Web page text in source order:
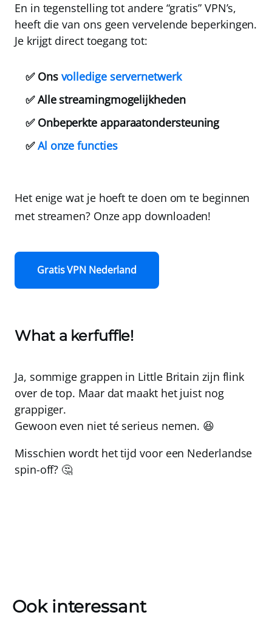
En in tegenstelling tot andere “gratis” VPN’s,
heeft die van ons geen vervelende beperkingen.
Je krijgt direct toegang tot:
✅ Ons volledige servernetwerk
✅ Alle streamingmogelijkheden
✅ Onbeperkte apparaatondersteuning
✅Al onze functies
Het enige wat je hoeft te doen om te beginnen
met streamen? Onze app downloaden!
Gratis VPN Nederland
What a kerfuffle!
Ja, sommige grappen in Little Britain zijn flink
over de top. Maar dat maakt het juist nog
grappiger.
Gewoon even niet té serieus nemen. 😆
Misschien wordt het tijd voor een Nederlandse
spin-off? 🤔
Ook interessant